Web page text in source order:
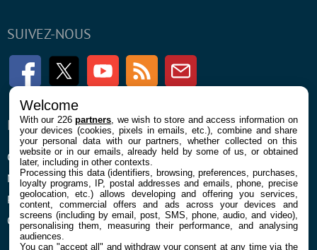
SUIVEZ-NOUS
FacebookTwitter Youtube RSS Newsletter
ENTREPRISE
Confidentialité et Cookies
Mentions légales et CGU
Préférences Cookies
Qui sommes nous
À PROPOS
Contact
Welcome
With our 226partners , we wish to store and access information on
your devices (cookies, pixels in emails, etc.), combine and share
your personal data with our partners, whether collected on this
website or in our emails, already held by some of us, or obtained
later, including in other contexts.
Processing this data (identifiers, browsing, preferences, purchases,
loyalty programs, IP, postal addresses and emails, phone, precise
geolocation, etc.) allows developing and offering you services,
content, commercial offers and ads across your devices and
screens (including by email, post, SMS, phone, audio, and video),
personalising them, measuring their performance, and analysing
audiences.
You can "accept all" and withdraw your consent at any time via the